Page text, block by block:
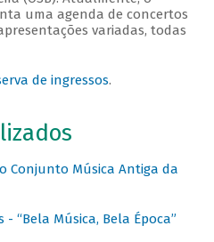
uma agenda de concertos
variadas, todas
de ingressos.
Conjunto Música Antiga da
- “Bela Música, Bela Época”